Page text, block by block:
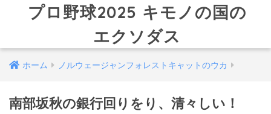
プロ野球2025 キモノの国の
エクソダス
ホーム ノルウェージャンフォレストキャットのウカ
南部坂秋の銀行回りをり、清々しい！